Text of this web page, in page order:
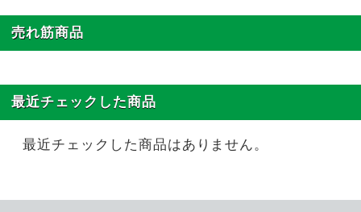
売れ筋商品
最近チェックした商品
最近チェックした商品はありません。